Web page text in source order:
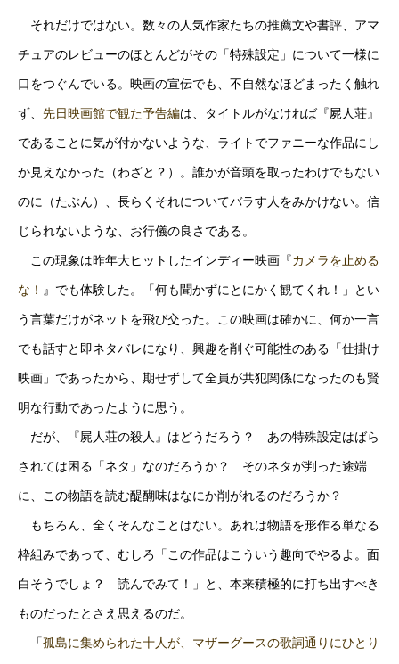
それだけではない。数々の人気作家たちの推薦文や書評、アマ
チュアのレビューのほとんどがその「特殊設定」について一様に
口をつぐんでいる。映画の宣伝でも、不自然なほどまったく触れ
ず、 先日映画館で観た予告編は、タイトルがなければ『屍人荘』
であることに気が付かないような、ライトでファニーな作品にし
か見えなかった（わざと？）。誰かが音頭を取ったわけでもない
のに（たぶん）、長らくそれについてバラす人をみかけない。信
じられないような、お行儀の良さである。
この現象は昨年大ヒットしたインディー映画『カメラを止める
な！ 』でも体験した。「何も聞かずにとにかく観てくれ！」とい
う言葉だけがネットを飛び交った。この映画は確かに、何か一言
でも話すと即ネタバレになり、興趣を削ぐ可能性のある「仕掛け
映画」であったから、期せずして全員が共犯関係になったのも賢
明な行動であったように思う。
だが、『屍人荘の殺人』はどうだろう？ あの特殊設定はばら
されては困る「ネタ」なのだろうか？ そのネタが判った途端
に、この物語を読む醍醐味はなにか削がれるのだろうか？
もちろん、全くそんなことはない。あれは物語を形作る単なる
枠組みであって、むしろ「この作品はこういう趣向でやるよ。面
白そうでしょ？ 読んでみて！」と、本来積極的に打ち出すべき
ものだったとさえ思えるのだ。
「孤島に集められた十人が、マザーグースの歌詞通りにひとり